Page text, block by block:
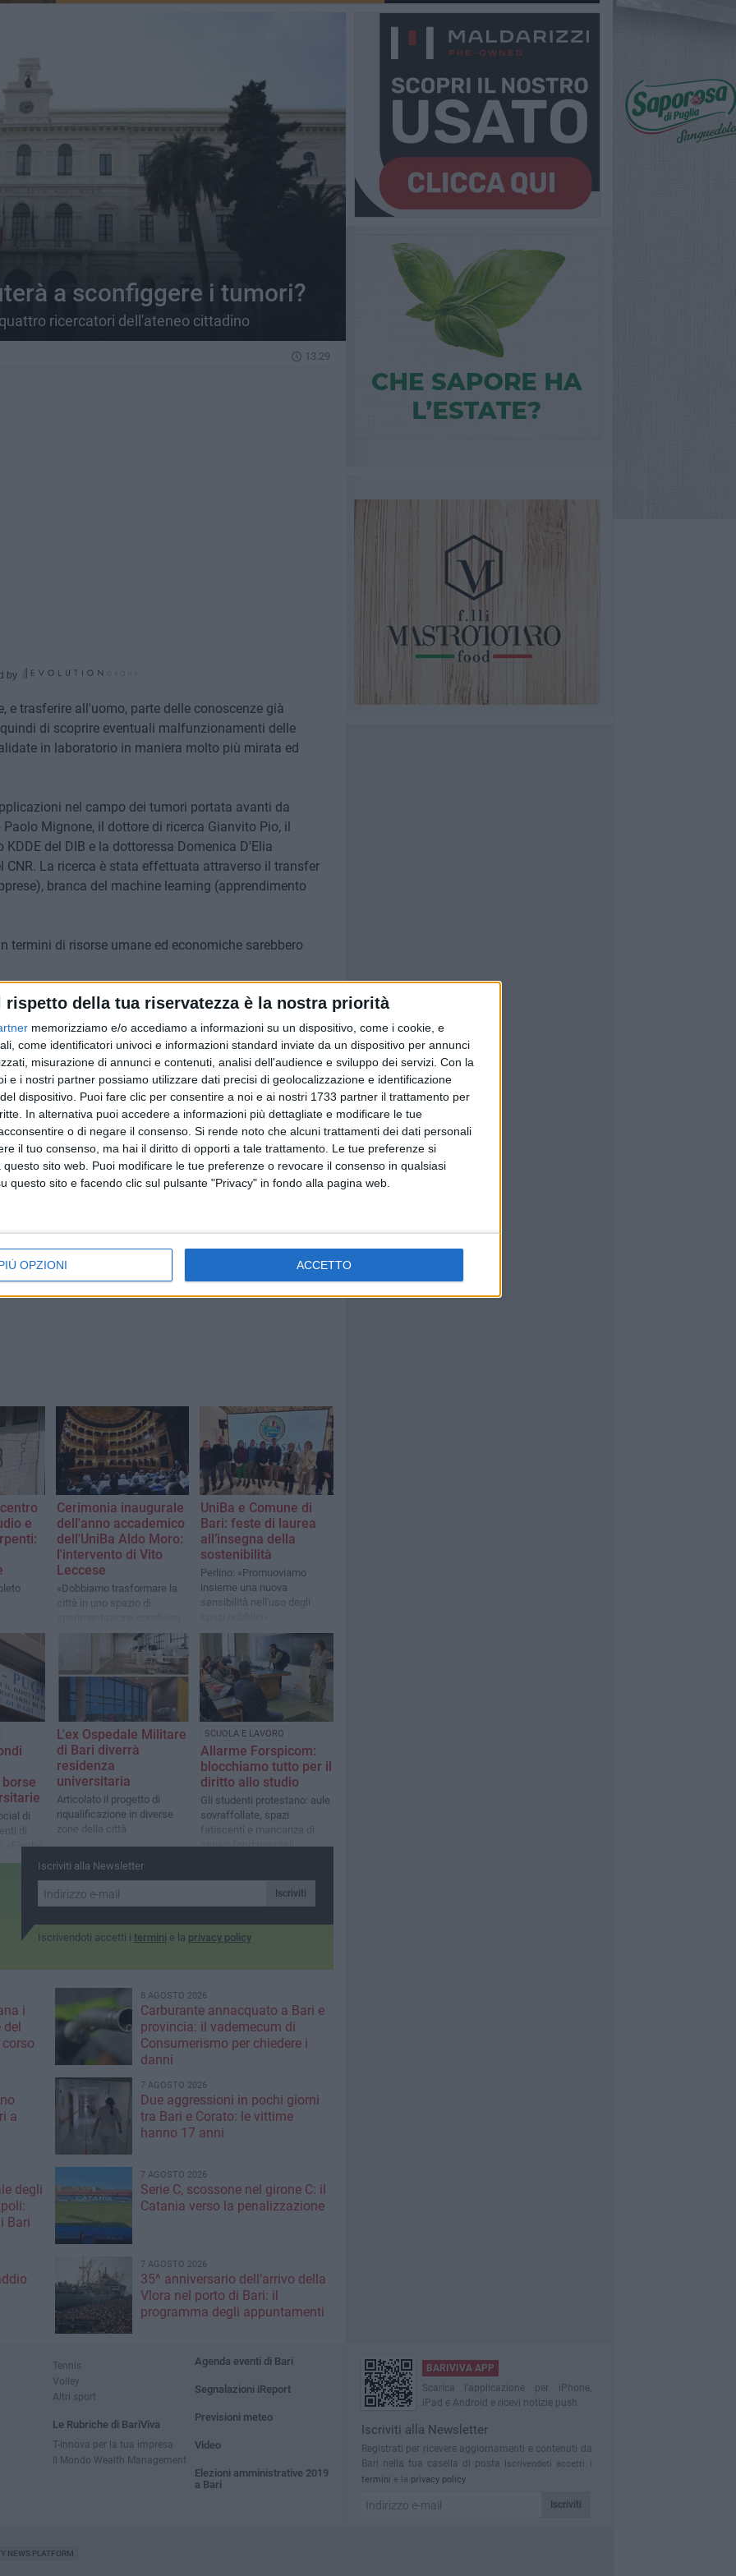
rispetto della tua riservatezza è la nostra priorità
memorizziamo e/o accediamo a informazioni su un dispositivo, come i cookie, e
come identificatori univoci e informazioni standard inviate da un dispositivo per annunci
misurazione di annunci e contenuti, analisi dell'audience e sviluppo dei servizi. Con la
e i nostri partner possiamo utilizzare dati precisi di geolocalizzazione e identificazione
dispositivo. Puoi fare clic per consentire a noi e ai nostri 1733 partner il trattamento per
In alternativa puoi accedere a informazioni più dettagliate e modificare le tue
o di negare il consenso. Si rende noto che alcuni trattamenti dei dati personali
il tuo consenso, ma hai il diritto di opporti a tale trattamento. Le tue preferenze si
sito web. Puoi modificare le tue preferenze o revocare il consenso in qualsiasi
questo sito e facendo clic sul pulsante "Privacy" in fondo alla pagina web.
OPZIONI ACCETTO
a sconfiggere i tumori?
ricercatori dell'ateneo cittadino
13.29
by
e trasferire all'uomo, parte delle conoscenze già
di scoprire eventuali malfunzionamenti delle
in laboratorio in maniera molto più mirata ed
nel campo dei tumori portata avanti da
Mignone, il dottore di ricerca Gianvito Pio, il
del DIB e la dottoressa Domenica D'Elia
La ricerca è stata effettuata attraverso il transfer
branca del machine learning (apprendimento
termini di risorse umane ed economiche sarebbero
- spiega Paolo Mignone - Innanzitutto, fornisce
pochi esempi di addestramento, e in secondo luogo è
dalle reti di regolazione genica di altri organismi
ci aspettiamo che la crescente disponibilità di
di nuove correlazioni tra geni umani ma anche
funzionamento delle cellule».
8 AGOSTO 2026
"Aiutaci a fare i cartoni", parte la
e
Cerimonia inaugurale
dell'anno accademico
dell'UniBa Aldo Moro:
l'intervento di Vito
Leccese
«Dobbiamo trasformare la
città in uno spazio di
su mobilità, sostenibilità e
UniBa e Comune di
Bari: feste di laurea
all’insegna della
sostenibilità
Perlino: «Promuoviamo
insieme una nuova
sensibilità nell'uso degli
di
di
«Finché
lottare»
L'ex Ospedale Militare
di Bari diverrà
residenza
universitaria
Articolato il progetto di
riqualificazione in diverse
zone della città
SCUOLA E LAVORO
Allarme Forspicom:
blocchiamo tutto per il
diritto allo studio
Gli studenti protestano: aule
sovraffollate, spazi
fatiscenti e mancanza di
servizi fondamentali
Iscriviti alla Newsletter
Iscriviti
Iscrivendoti accetti i termini e la privacy policy
i
del
8 AGOSTO 2026
Carburante annacquato a Bari e
provincia: il vademecum di
Consumerismo per chiedere i
danni
a
7 AGOSTO 2026
Due aggressioni in pochi giorni
tra Bari e Corato: le vittime
hanno 17 anni
degli
Bari
7 AGOSTO 2026
Serie C, scossone nel girone C: il
Catania verso la penalizzazione
7 AGOSTO 2026
35^ anniversario dell’arrivo della
Vlora nel porto di Bari: il
programma degli appuntamenti
Tennis
Volley
Altri sport
Le Rubriche di BariViva
T-innova per la tua impresa
Il Mondo Wealth Management
Agenda eventi di Bari
Segnalazioni iReport
Previsioni meteo
Video
Elezioni amministrative 2019
a Bari
BARIVIVA APP
Scarica l'applicazione per iPhone,
iPad e Android e ricevi notizie push
Iscriviti alla Newsletter
Registrati per ricevere aggiornamenti e contenuti da
Bari nella tua casella di posta Iscrivendoti accetti i
termini e la privacy policy
Iscriviti
NEWS PLATFORM